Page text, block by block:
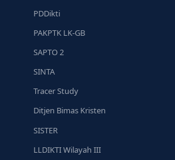
PDDikti
PAKPTK LK-GB
SAPTO 2
SINTA
Tracer Study
Ditjen Bimas Kristen
SISTER
LLDIKTI Wilayah III